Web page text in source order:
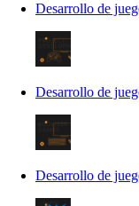
Desarrollo de
Desarrollo de
Desarrollo de